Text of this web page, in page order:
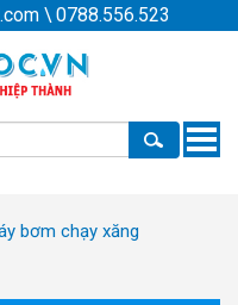
\ 0788.556.523
Toggle
bơm chạy xăng